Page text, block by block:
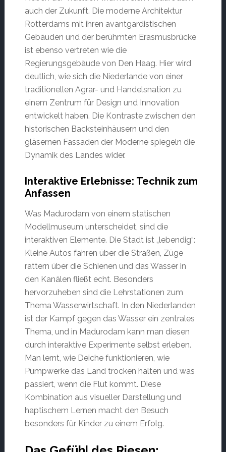
auch der Zukunft. Die moderne Architektur
Rotterdams mit ihren avantgardistischen
Gebäuden und der berühmten Erasmusbrücke
ist ebenso vertreten wie die
Regierungsgebäude von Den Haag. Hier wird
deutlich, wie sich die Niederlande von einer
traditionellen Agrar- und Handelsnation zu
einem Zentrum für Design und Innovation
entwickelt haben. Die Kontraste zwischen den
historischen Backsteinhäusern und den
gläsernen Fassaden der Moderne spiegeln die
Dynamik des Landes wider.
Interaktive Erlebnisse: Technik zum
Anfassen
Was Madurodam von einem statischen
Modellmuseum unterscheidet, sind die
interaktiven Elemente. Die Stadt ist „lebendig“:
Kleine Autos fahren über die Straßen, Züge
rattern über die Schienen und das Wasser in
den Kanälen fließt echt. Besonders
hervorzuheben sind die Lehrstationen zum
Thema Wasserwirtschaft. In den Niederlanden
ist der Kampf gegen das Wasser ein zentrales
Thema, und in Madurodam kann man diesen
durch interaktive Experimente selbst erleben.
Man lernt, wie Deiche funktionieren, wie
Pumpwerke das Land trocken halten und was
passiert, wenn die Flut kommt. Diese
Kombination aus visueller Darstellung und
haptischem Lernen macht den Besuch
besonders für Kinder zu einem Erfolg.